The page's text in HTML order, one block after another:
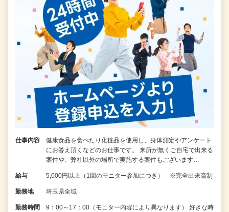
仕事内容
健康食品を食べたり化粧品を使用し、身体測定やアンケート
にお答え頂くなどのお仕事です。 来所が無くご自宅で出来る
案件や、弊社以外の場所で実施する案件もございます…
給与 5,000円以上（1回のモニター参加につき） ※完全出来高制
勤務地 埼玉県全域
勤務時間
9：00～17：00（モニター内容により異なります） 好きな時